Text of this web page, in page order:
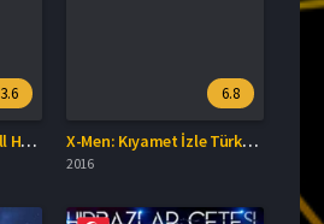
3.6
Osman Pazarlama Full HD İzle
6.8
X-Men: Kıyamet İzle Türkçe Dublaj
2016